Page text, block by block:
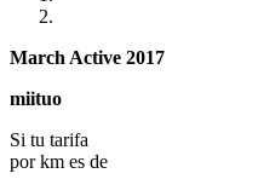
March Active 2017
miituo
Si tu tarifa
por km es de